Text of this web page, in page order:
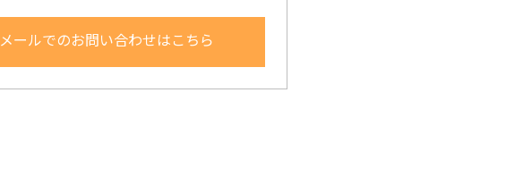
メールでのお問い合わせはこちら